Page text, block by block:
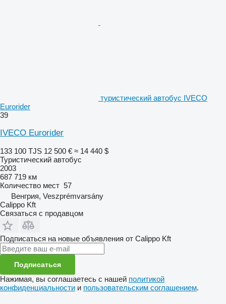
туристический автобус IVECO
Eurorider
39
IVECO Eurorider
133 100 TJS 12 500 € ≈ 14 440 $
Туристический автобус
2003
687 719 км
Количество мест 57
Венгрия, Veszprémvarsány
Calippo Kft
Связаться с продавцом
Подписаться на новые объявления от Calippo Kft
Подписаться
Нажимая, вы соглашаетесь с нашей политикой
конфиденциальности и пользовательским соглашением.